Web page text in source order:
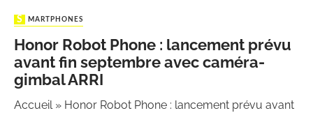
SMARTPHONES
Honor Robot Phone : lancement prévu
avant fin septembre avec caméra-
gimbal ARRI
Accueil» Honor Robot Phone : lancement prévu avant